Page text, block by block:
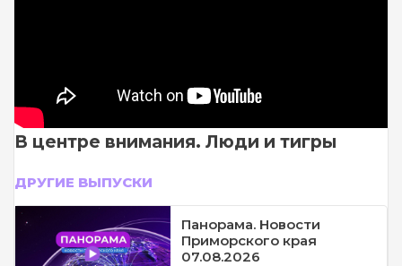
В центре внимания. Люди и тигры
ДРУГИЕ ВЫПУСКИ
Панорама. Новости
Приморского края
07.08.2026